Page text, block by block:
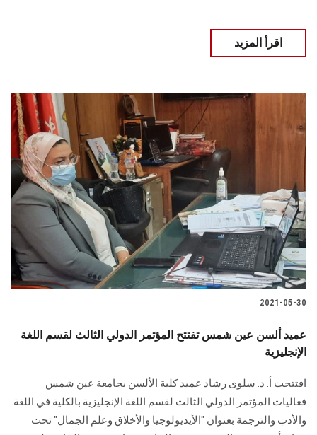
اقرأ المزيد
2021-05-30
عميد ألسن عين شمس تفتتح المؤتمر الدولي الثالث لقسم اللغة
الإنجليزية
افتتحت أ. د. سلوى رشاد عميد كلية الألسن بجامعة عين شمس
فعاليات المؤتمر الدولي الثالث لقسم اللغة الإنجليزية بالكلية في اللغة
والأدب والترجمة بعنوان "الأيديولوجيا والأخلاق وعلم الجمال" تحت